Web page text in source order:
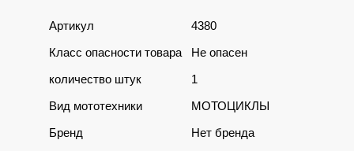
Артикул
4380
Класс опасности товара
Не опасен
количество штук
1
Вид мототехники
МОТОЦИКЛЫ
Бренд
Нет бренда